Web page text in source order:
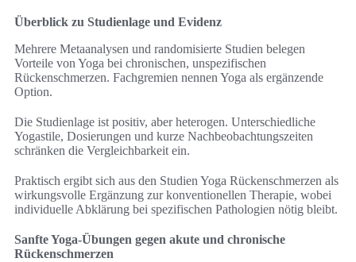
Überblick zu Studienlage und Evidenz
Mehrere Metaanalysen und randomisierte Studien belegen
Vorteile von Yoga bei chronischen, unspezifischen
Rückenschmerzen. Fachgremien nennen Yoga als ergänzende
Option.
Die Studienlage ist positiv, aber heterogen. Unterschiedliche
Yogastile, Dosierungen und kurze Nachbeobachtungszeiten
schränken die Vergleichbarkeit ein.
Praktisch ergibt sich aus den Studien Yoga Rückenschmerzen als
wirkungsvolle Ergänzung zur konventionellen Therapie, wobei
individuelle Abklärung bei spezifischen Pathologien nötig bleibt.
Sanfte Yoga-Übungen gegen akute und chronische
Rückenschmerzen